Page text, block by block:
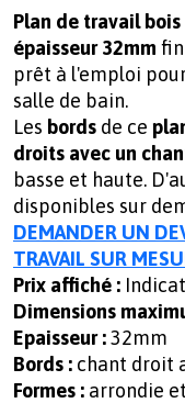
Plan de travail
épaisseur 32mm
prêt à l'emploi
salle de bain.
Les bords de ce
droits avec un
basse et haute.
disponibles sur
DEMANDER UN
TRAVAIL SUR
Prix affiché :
Dimensions
Epaisseur :32mm
Bords : chant droit
Formes : arrondie